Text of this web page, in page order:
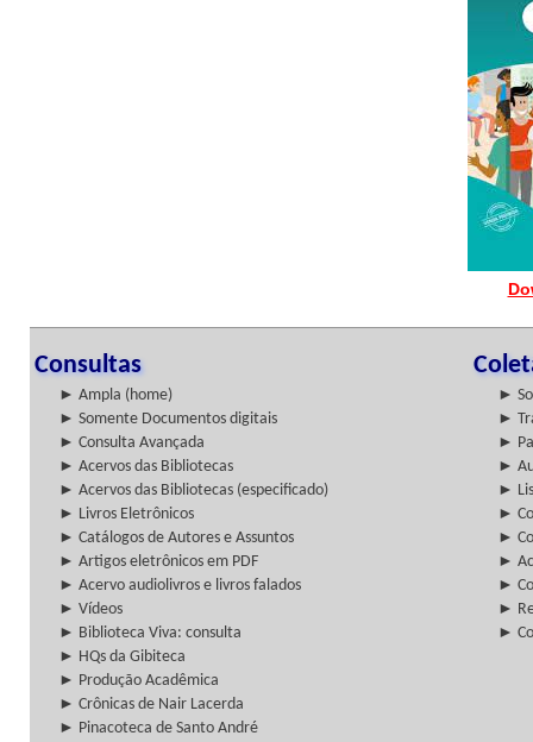
Consultas
► Ampla (home)
►
► Somente Documentos digitais
►
► Consulta Avançada
►
► Acervos das Bibliotecas
►
► Acervos das Bibliotecas (especificado)
►
► Livros Eletrônicos
►
► Catálogos de Autores e Assuntos
►
► Artigos eletrônicos em PDF
►
► Acervo audiolivros e livros falados
►
► Vídeos
►
► Biblioteca Viva: consulta
►
► HQs da Gibiteca
► Produção Acadêmica
► Crônicas de Nair Lacerda
► Pinacoteca de Santo André